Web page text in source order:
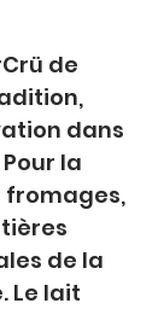
de
dans
la
fromages,
de la
Le lait